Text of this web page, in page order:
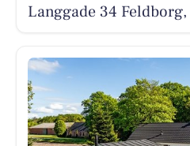
Langgade 34